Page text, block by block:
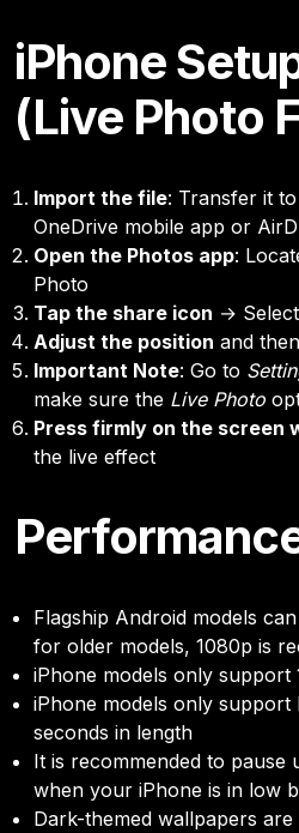
iPhone
(Live Photo
Import the file: Transfer it
OneDrive mobile app or
Open the Photos app:
Photo
Tap the share icon → Select
Adjust the position and
Important Note: Go to
make sure the Live Photo
Press firmly on the screen
the live effect
Flagship Android models
for older models, 1080p is
iPhone models only support
iPhone models only support
seconds in length
It is recommended to pause
when your iPhone is in low
Dark-themed wallpapers